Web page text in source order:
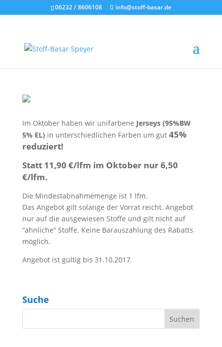
06232 / 8606108 info@stoff-basar.de
Monatsangebot Oktober
Im Oktober haben wir unifarbene Jerseys (95%BW
5% EL) in unterschiedlichen Farben um gut 45%
reduziert!
Statt 11,90 €/lfm im Oktober nur 6,50
€/lfm.
Die Mindestabnahmemenge ist 1 lfm.
Das Angebot gilt solange der Vorrat reicht. Angebot
nur auf die ausgewiesen Stoffe und gilt nicht auf
“ähnliche” Stoffe. Keine Barauszahlung des Rabatts
möglich.
Angebot ist gültig bis 31.10.2017
Suche